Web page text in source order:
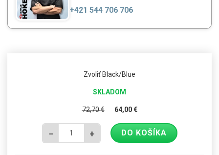
+421 544 706 706
Zvoliť Black/Blue
SKLADOM
72,70€ 64,00€
− + DO KOŠÍKA